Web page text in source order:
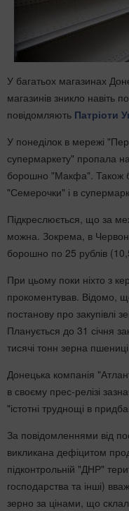
У багатьох магазинах
магазинів зникло навіть
повідомляють Патріоти
У понеділок в мережі
супермаркету" пропала
борошно "Макфа". Також
"Семерочки" і в
Підкреслюється, що за
можна. Зокрема, в
борошно по 25 рублів
При цьому поки ніхто з
прокоментував. Відомо,
постанову про закупівлі
Планується до 31 січня
тисячі тонн зерна пшениці.
Донецька компанія
в своєму прес-релізі
"істотні труднощі в
За повідомленнями від
викликана дефіцитом
підконтрольній "ДНР"
господарства та інші)
зерно за цінами, що